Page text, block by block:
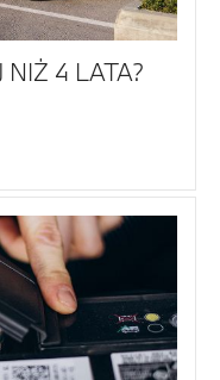
NIŻ 4 LATA?